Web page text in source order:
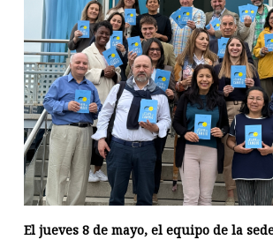
El jueves 8 de mayo, el equipo de la